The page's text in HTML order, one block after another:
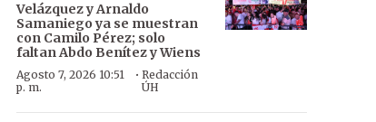
Velázquez y Arnaldo
Samaniego ya se muestran
con Camilo Pérez; solo
faltan Abdo Benítez y Wiens
Agosto 7, 2026 10:51
p. m.
·Redacción
ÚH